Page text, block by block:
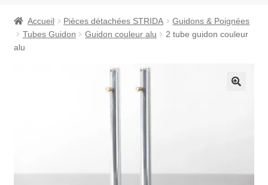
enfant
Accueil Pièces détachées STRIDA
Guidons & Poignées
Tubes Guidon
Guidon couleur alu
2 tube guidon couleur
alu